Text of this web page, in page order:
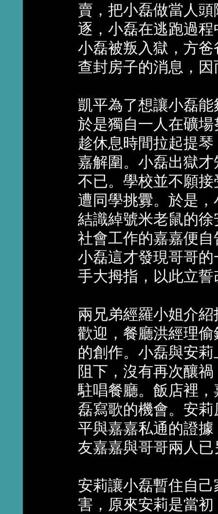
賣，把小磊做當人
逐，小磊在逃跑過
小磊被叛入獄，方
查封房子的消息，
凱平為了想讓小磊
於是獨自一人在礦
趁休息時間拉起提
嘉解圍。小磊出獄
不已。學校並不願
遭同學挑釁。於是
結識綽號米老鼠的
社會工作的嘉嘉便
小磊這才發現哥哥
手大拇指，以此立
兩兄弟經羅小姐介
歡迎，餐廳洪經理
的創作。小磊與安
阻下，沒有再次釀
駐唱餐廳。飯店裡
磊寫歌的機會。安
平與嘉嘉私通的證
友嘉嘉與哥哥兩人
安莉讓小磊暫住自
害，原來安莉是當